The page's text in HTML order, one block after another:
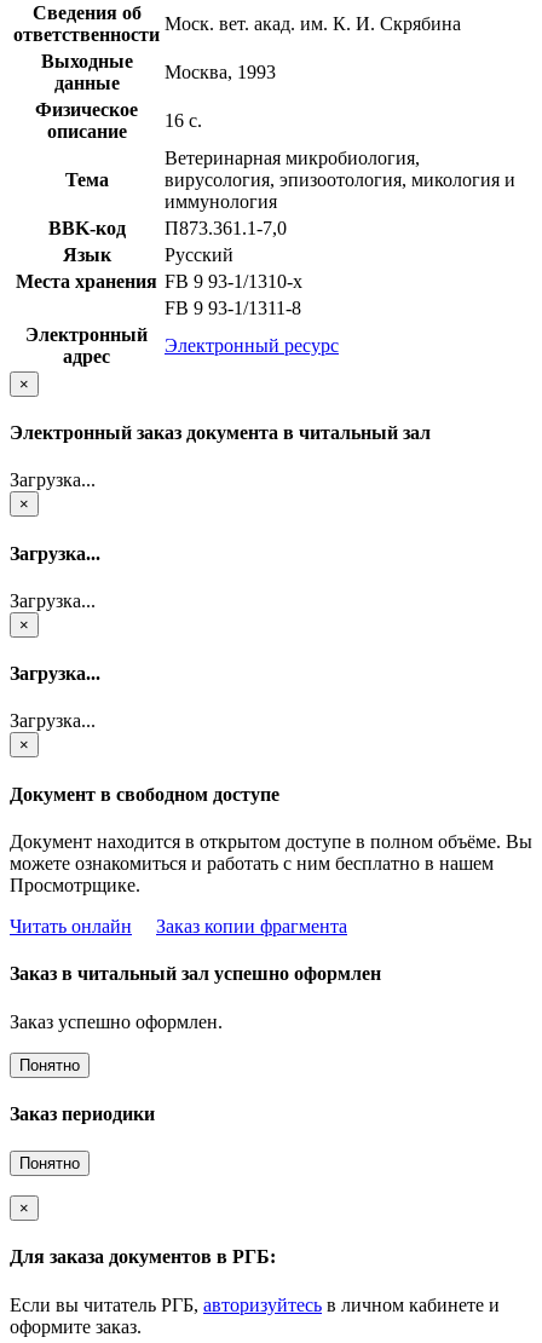
Сведения об
ответственности
Моск. вет. акад. им. К. И. Скрябина
Выходные
данные
Москва, 1993
Физическое
описание
16 с.
Тема
Ветеринарная микробиология,
вирусология, эпизоотология, микология и
иммунология
BBK-код
П873.361.1-7,0
Язык
Русский
Места хранения FB 9 93-1/1310-x
FB 9 93-1/1311-8
Электронный
адрес
Электронный ресурс
×
Электронный заказ документа в читальный зал
Загрузка...
×
Загрузка...
Загрузка...
×
Загрузка...
Загрузка...
×
Документ в свободном доступе
Документ находится в открытом доступе в полном объёме. Вы
можете ознакомиться и работать с ним бесплатно в нашем
Просмотрщике.
Читать онлайн
Заказ копии фрагмента
Заказ в читальный зал успешно оформлен
Заказ успешно оформлен.
Понятно
Заказ периодики
Понятно
×
Для заказа документов в РГБ:
Если вы читатель РГБ, авторизуйтесь в личном кабинете и
оформите заказ.